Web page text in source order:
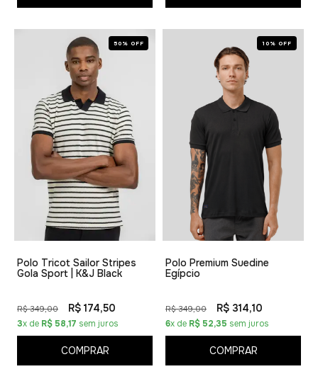
50% OFF
Polo Tricot Sailor Stripes
Gola Sport | K&J Black
R$ 349,00 R$ 174,50
3x de R$ 58,17 sem juros
COMPRAR
10% OFF
Polo Premium Suedine
Egípcio
R$ 349,00 R$ 314,10
6x de R$ 52,35 sem juros
COMPRAR